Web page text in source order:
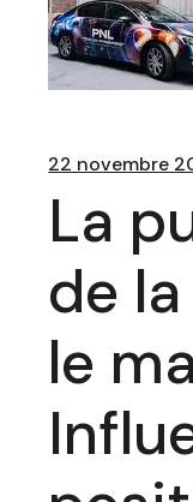
22 novembre
La
de
le